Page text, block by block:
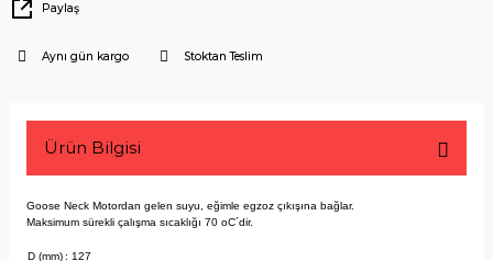
Paylaş
Aynı gün kargo Stoktan Teslim
Ürün Bilgisi
Goose Neck Motordan gelen suyu, eğimle egzoz çıkışına bağlar.
Maksimum sürekli çalışma sıcaklığı 70 oC´dir.
D (mm): 127